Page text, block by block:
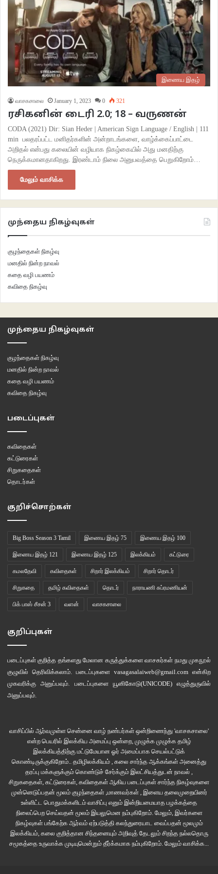
இணைய இதழ்
வாசகசாலை January 1, 2023 0 321
ரசிகனின் டைரி 2.0; 18 – வருணன்
CODA (2021) Dir: Sian Heder | American Sign Language / English | 111
min பலதரப்பட்ட மனிதர்களின் அன்றாடங்களை, வாழ்க்கைப்பாட்டை
அறிதல் என்பது கலையின் வழியாக நிகழ்கையில் அது மனதிற்கு
நெருக்கமானதாகிறது. இரண்டாம் நிலை அனுபவத்தை பெறுகிறோம்…
மேலும் வாசிக்க
முந்தைய நிகழ்வுகள்
குழந்தைகள் நிகழ்வு
மனதில் நின்ற நாவல்
கதை வழி பயணம்
கவிதை நிகழ்வு
முந்தைய நிகழ்வுகள்
குழந்தைகள் நிகழ்வு
மனதில் நின்ற நாவல்
கதை வழி பயணம்
கவிதை நிகழ்வு
படைப்புகள்
கவிதைகள்
கட்டுரைகள்
சிறுகதைகள்
தொடர்கள்
குறிச்சொற்கள்
Big Boss Season 3 Tamil இணைய இதழ் 75 இணைய இதழ் 100
இணைய இதழ் 121 இணைய இதழ் 125 இலக்கியம் கட்டுரை
கமலதேவி கவிதைகள் சிறார் இலக்கியம் சிறார் தொடர்
சிறுகதை தமிழ் கவிதைகள் தொடர் நாராயணி சுப்ரமணியன்
பிக் பாஸ் சீசன் 3 வளன் வாசகசாலை
குறிப்புகள்
படைப்புகள் குறித்த தங்களது மேலான கருத்துக்களை வாசகர்கள் நமது முகநூல்
குழுவில் தெரிவிக்கலாம். படைப்புகளை vasagasalaiweb@gmail.com என்கிற
முகவரிக்கு அனுப்பவும். படைப்புகளை யூனிகோடு(UNICODE)எழுத்துருவில்
அனுப்பவும்.
வாசிப்பில் ஆர்வமுள்ள சென்னை வாழ் நண்பர்கள் ஒன்றிணைந்து 'வாசகசாலை'
என்ற பெயரில் இலக்கிய அமைப்பு ஒன்றை, முழுக்க முழுக்க தமிழ்
இலக்கியத்திற்கு மட்டுமேயான ஓர் அமைப்பாக செயல்பட்டுக்
கொண்டிருக்குகிறோம்.. தமிழிலக்கியம் , கலை சார்ந்த ஆக்கங்கள் அனைத்து
தரப்பு மக்களுக்கும் கொண்டுச் சேர்க்கும் இலட்சியத்துடன் நாவல் ,
சிறுகதைகள், கட்டுரைகள், கவிதைகள் ஆகிய படைப்புகள் சார்ந்த நிகழ்வுகளை
முன்னெடுப்பதன் மூலம் குழந்தைகள் ,மாணவர்கள் , இளைய தலைமுறையினர்
உள்ளிட்ட பொதுமக்களிடம் வாசிப்பு எனும் இன்றியமையாத பழக்கத்தை
நிலைப்பெற செய்வதன் மூலம் இயலுமென நம்புகிறோம். மேலும், இவர்களை
நிகழ்வுகள் பங்கேற்க ஆர்வம் ஏற்படுத்தி கலந்துரையாட வைப்பதன் மூலமும்
இலக்கியம், கலை குறித்தான சிந்தனையும் அறிவுத் தேடலும் சிறந்த நல்லதொரு
சமூகத்தை உருவாக்க முடியுமென்றும் தீர்க்கமாக நம்புகிறோம். மேலும் வாசிக்க...